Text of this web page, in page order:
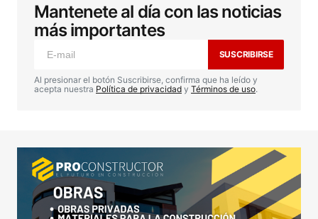
Tu dirección de correo electrónico no será
publicada. Los campos obligatorios están
marcados con *
Comentario*
Your Name*
Your E-mail*
Mantenete al día con las noticias
más importantes
SUSCRIBIRSE
Al presionar el botón Suscribirse, confirma que ha leído y
acepta nuestra Política de privacidad y Términos de uso.